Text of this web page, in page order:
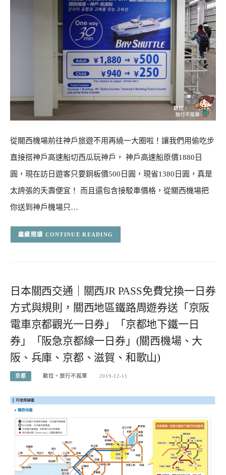
從關西機場前往神戶旅遊不用再繞一大圈啦！讓我們用偷吃步
直接搭神戶高速船切西瓜玩神戶， 神戶高速船原價1880日
圓，現在訪日遊客只要銅板價500日圓，現省1380日圓，真是
太誇張的夭壽便宜！ 而且還包含接駁車價格，從關西機場把
你送到神戶機場只…
CONTINUE READING
日本關西交通｜關西JR PASS免費兌換一日券
方式與規則，關西地區鐵路周遊券送「京阪
電車京都觀光一日券」「京都地下鐵一日
券」「阪急京都線一日券」(關西機場、大
阪、兵庫、京都、滋賀、和歌山)
京都 歐拉。旅行不孤單 2019-12-11